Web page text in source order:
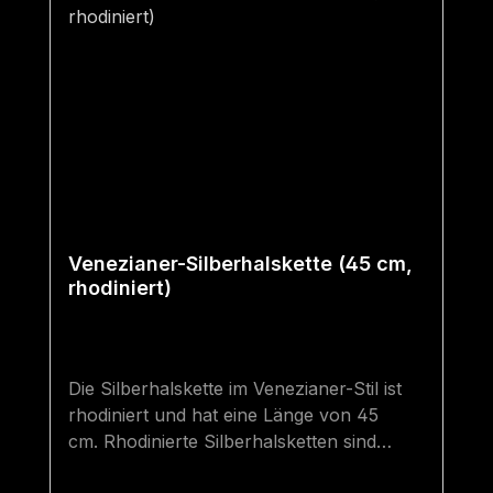
Venezianer-Silberhalskette (45 cm,
rhodiniert)
Die Silberhalskette im Venezianer-Stil ist
rhodiniert und hat eine Länge von 45
cm. Rhodinierte Silberhalsketten sind